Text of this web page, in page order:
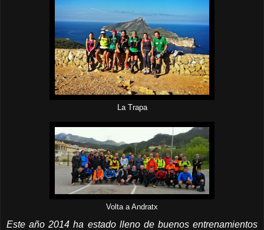
La Trapa
Volta a Andratx
Este año 2014 ha estado lleno de buenos entrenamientos